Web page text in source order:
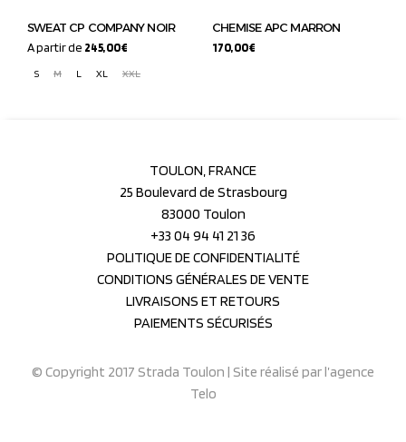
SWEAT CP COMPANY NOIR
A partir de 245,00€
S
M L XL XXL
CHEMISE APC MARRON
170,00€
TOULON, FRANCE
25 Boulevard de Strasbourg
83000 Toulon
+33 04 94 41 21 36
POLITIQUE DE CONFIDENTIALITÉ
CONDITIONS GÉNÉRALES DE VENTE
LIVRAISONS ET RETOURS
PAIEMENTS SÉCURISÉS
© Copyright 2017 Strada Toulon | Site réalisé parl’agence
Telo